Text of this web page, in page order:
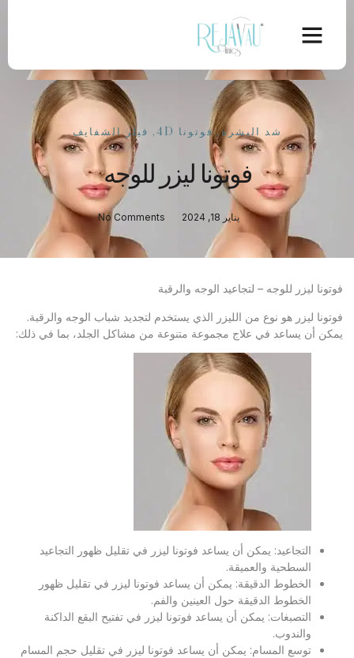
شد البشرة,فوتونا 4D , فيلر الشفايف
فوتونا ليزر للوجه
يناير 18, 2024 No Comments
فوتونا ليزر للوجه – لتجاعيد الوجه والرقبة
فوتونا ليزر هو نوع من الليزر الذي يستخدم لتجديد شباب الوجه والرقبة.
يمكن أن يساعد في علاج مجموعة متنوعة من مشاكل الجلد، بما في ذلك:
التجاعيد: يمكن أن يساعد فوتونا ليزر في تقليل ظهور التجاعيد
السطحية والعميقة.
الخطوط الدقيقة: يمكن أن يساعد فوتونا ليزر في تقليل ظهور
الخطوط الدقيقة حول العينين والفم.
التصبغات: يمكن أن يساعد فوتونا ليزر في تفتيح البقع الداكنة
والندوب.
توسع المسام: يمكن أن يساعد فوتونا ليزر في تقليل حجم المسام